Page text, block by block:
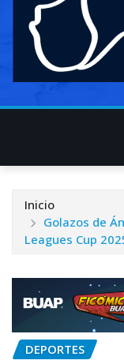
Inicio
Golazos de
Leagues Cup
DEPORTES